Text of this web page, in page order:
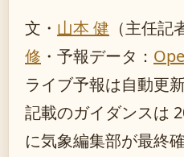
文・ 山本 健 （主任記
修 ・ 予報データ：
ライブ予報は自動更
記載のガイダンスは
に気象編集部が最終